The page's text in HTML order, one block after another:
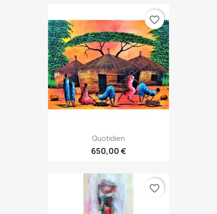
Quotidien
650,00 €
favorite_border
favorite_border